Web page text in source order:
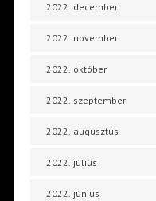
2022. december
2022. november
2022. október
2022. szeptember
2022. augusztus
2022. július
2022. június